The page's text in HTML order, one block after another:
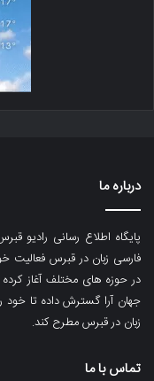
درباره ما
پایگاه اطلاع رسانی رادیو
جهان آرا گسترش داده تا
زبان در قبرس مطرح کند.
تماس با ما